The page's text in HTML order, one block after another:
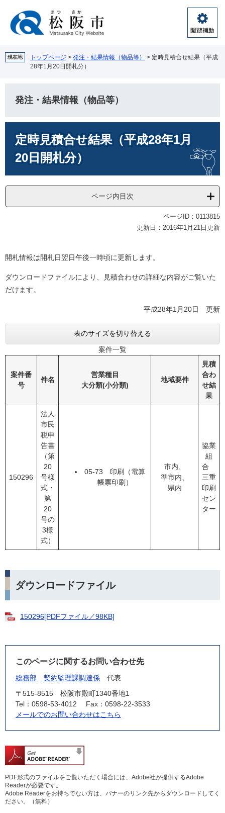
へ
閲
覧
助
現在地 トップページ > 発注・結果情報（物品等） > 定時見積合せ結果（平成
28年1月20日開札分）
発注・結果情報（物品等）
定時見積合せ結果（平成28年1月
20日開札分）
ページ内目次
ページID：0113815
更新日：2016年1月21日更新
開札情報は開札日翌日午後一時頃に更新します。
ダウンロードファイルにより、見積合わせの詳細な内容がご覧いた
だけます。
平成28年1月20日 更新
表のサイズを切り替える
案件一覧
案件番
号
件名
営業種目
大分類(小分類)
地域要件
見積
合わ
せ結
果
150296
法人
市民
税申
告書
（第
20
号様
式・
第
20
号の
3様
式）
05-73 印刷（電算
帳票印刷）
市内、
準市内、
県内
協業
組
合
三重
印刷
セン
ター
ダウンロードファイル
150296[PDFファイル／98KB]
このページに関するお問い合わせ先
総務部 契約監理課調達係
代表
〒515-8515
松阪市殿町1340番地1
Tel：0598-53-4012
Fax：0598-22-3533
メールでのお問い合わせはこちら
PDF形式のファイルをご覧いただく場合には、Adobe社が提供するAdobe
Readerが必要です。
Adobe Readerをお持ちでない方は、バナーのリンク先からダウンロードしてく
ださい。（無料）